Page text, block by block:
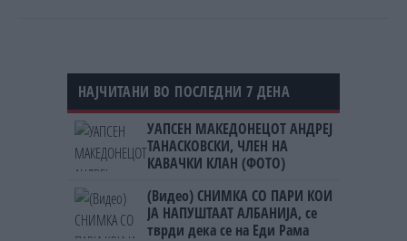
НАЈЧИТАНИ ВО ПОСЛЕДНИ 7 ДЕНА
УАПСЕН МАКЕДОНЕЦОТ АНДРЕЈ
ТАНАСКОВСКИ, ЧЛЕН НА
КАВАЧКИ КЛАН (ФОТО)
(Видео) СНИМКА СО ПАРИ КОИ
ЈА НАПУШТААТ АЛБАНИЈА, се
тврди дека се на Еди Рама